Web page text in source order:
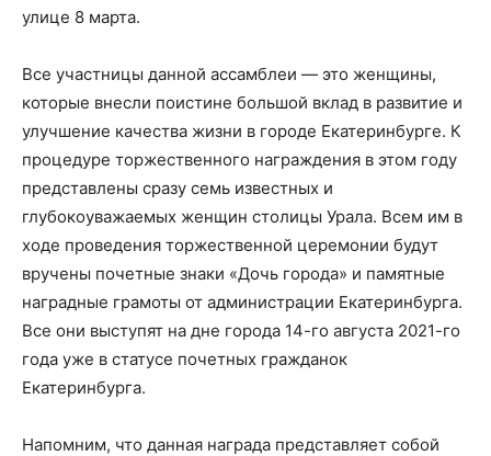
улице 8 марта.
Все участницы данной ассамблеи — это женщины,
которые внесли поистине большой вклад в развитие и
улучшение качества жизни в городе Екатеринбурге. К
процедуре торжественного награждения в этом году
представлены сразу семь известных и
глубокоуважаемых женщин столицы Урала. Всем им в
ходе проведения торжественной церемонии будут
вручены почетные знаки «Дочь города» и памятные
наградные грамоты от администрации Екатеринбурга.
Все они выступят на дне города 14-го августа 2021-го
года уже в статусе почетных гражданок
Екатеринбурга.
Напомним, что данная награда представляет собой